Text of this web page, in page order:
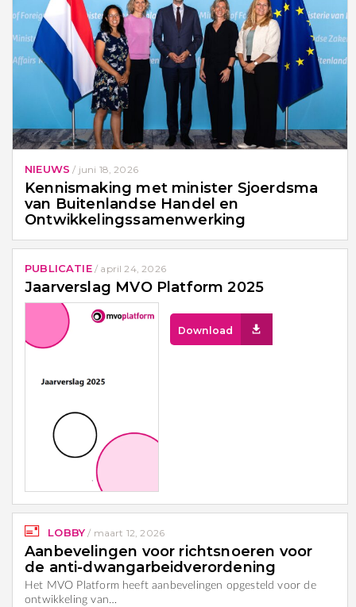
NIEUWS / juni 18, 2026
Kennismaking met minister Sjoerdsma
van Buitenlandse Handel en
Ontwikkelingssamenwerking
PUBLICATIE/ april 24, 2026
Jaarverslag MVO Platform 2025
Download
LOBBY / maart 12, 2026
Aanbevelingen voor richtsnoeren voor
de anti-dwangarbeidverordening
Het MVO Platform heeft aanbevelingen opgesteld voor de
ontwikkeling van…